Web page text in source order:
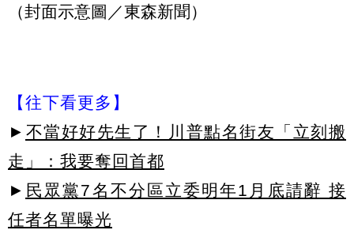
（封面示意圖／東森新聞）
【往下看更多】
► 不當好好先生了！川普點名街友「立刻搬
走」：我要奪回首都
► 民眾黨7名不分區立委明年1月底請辭 接
任者名單曝光